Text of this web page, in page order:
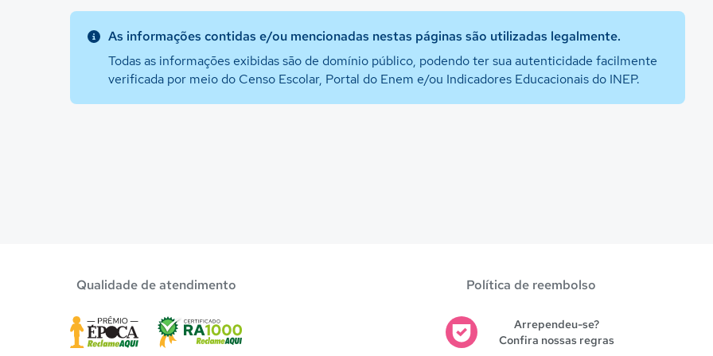
As informações contidas e/ou mencionadas nestas páginas são utilizadas legalmente.
Todas as informações exibidas são de domínio público, podendo ter sua autenticidade facilmente
verificada por meio do Censo Escolar, Portal do Enem e/ou Indicadores Educacionais do INEP.
Qualidade de atendimento Política de reembolso
Arrependeu-se?
Confira nossas regras